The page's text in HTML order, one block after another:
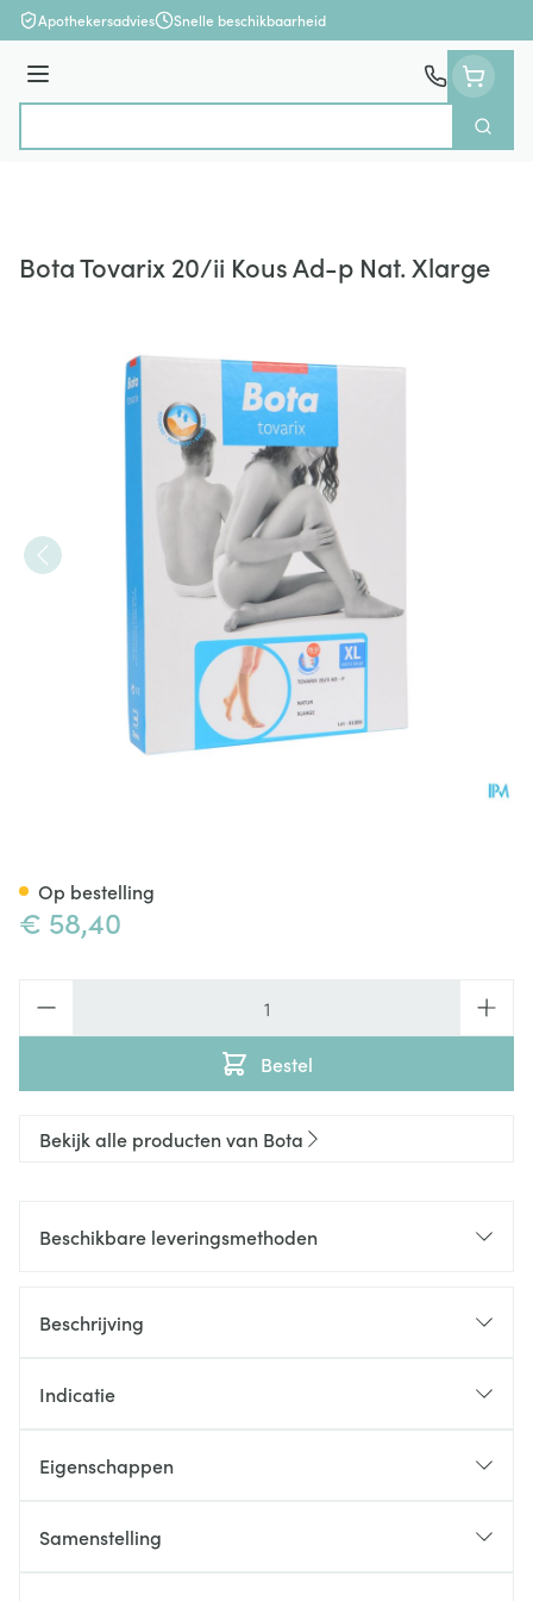
Ga naar de inhoud
Apothekersadvies Snelle beschikbaarheid
Menu
Zoek
Bota Tovarix 20/ii Kous Ad-p Nat. Xlarge
€ 58,40
Bestel
Op bestelling
Bekijk alle producten van Bota
Beschikbare leveringsmethoden
Beschrijving
Indicatie
Eigenschappen
Samenstelling